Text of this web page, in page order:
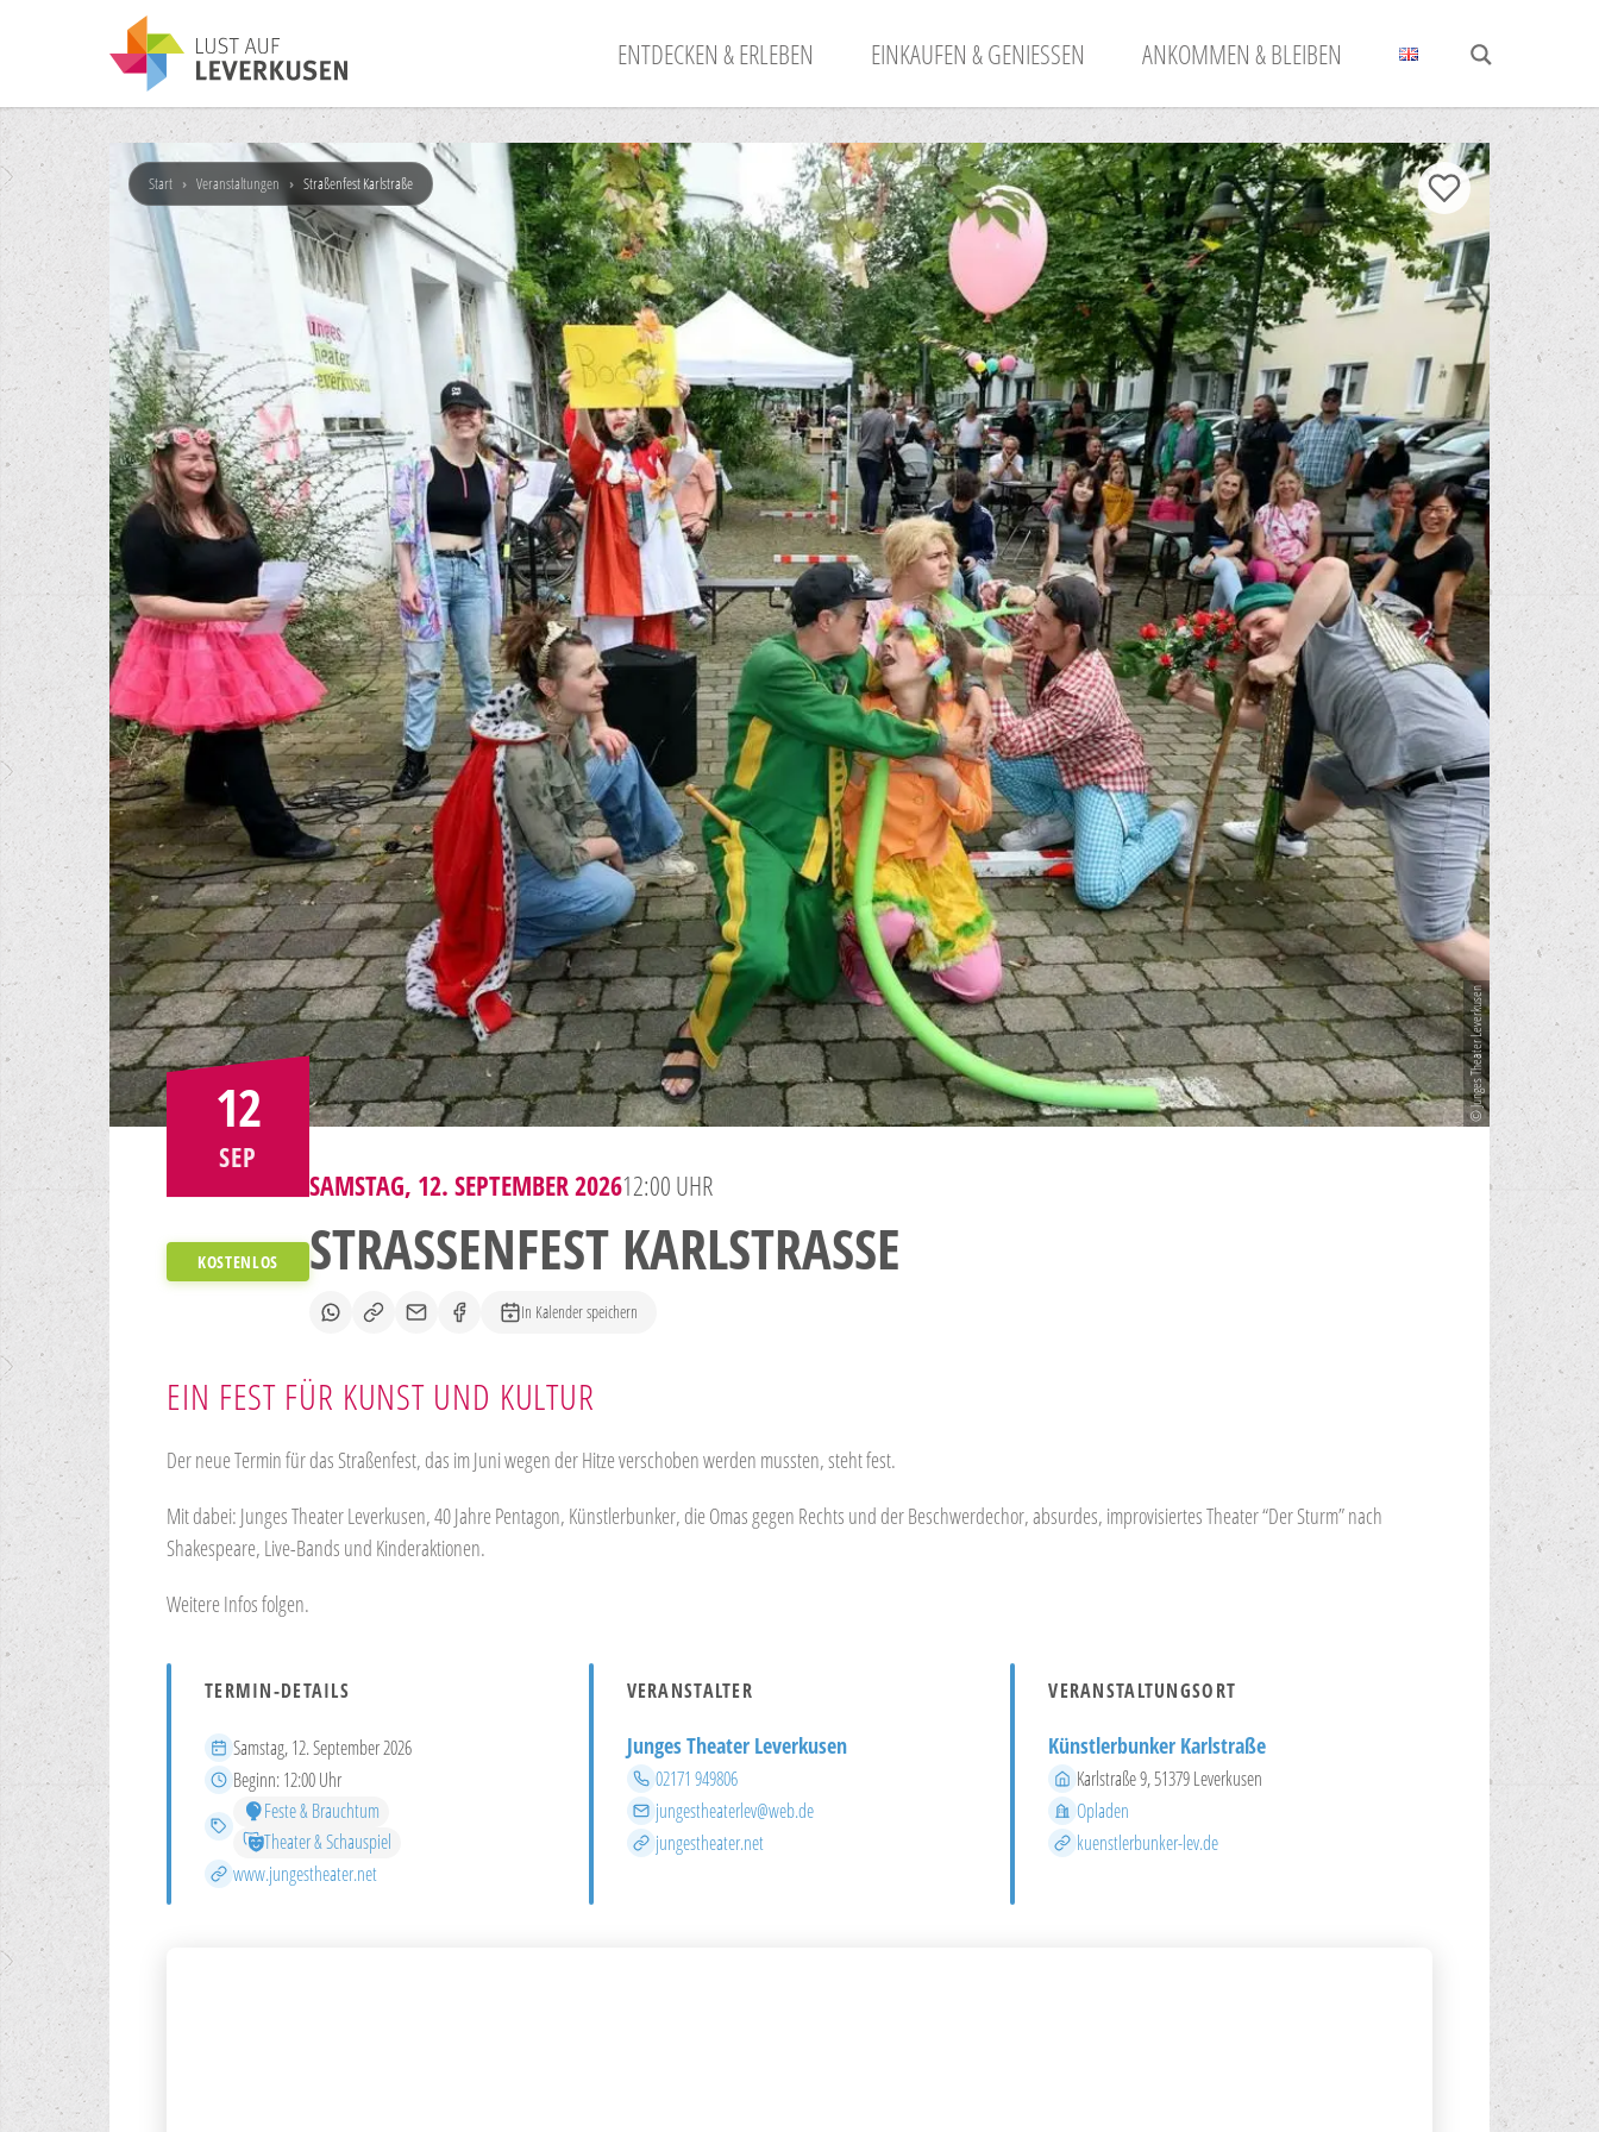
ENTDECKEN & ERLEBEN EINKAUFEN & GENIESSEN ANKOMMEN & BLEIBEN
Start › Veranstaltungen › Straßenfest Karlstraße
© Junges Theater Leverkusen
ZUR MERKLISTE
12
SEP
KOSTENLOS
SAMSTAG, 12. SEPTEMBER 202612:00 UHR
STRASSENFEST KARLSTRASSE
In Kalender speichern
EIN FEST FÜR KUNST UND KULTUR
Der neue Termin für das Straßenfest, das im Juni wegen der Hitze verschoben werden mussten, steht fest.
Mit dabei: Junges Theater Leverkusen, 40 Jahre Pentagon, Künstlerbunker, die Omas gegen Rechts und der Beschwerdechor, absurdes, improvisiertes Theater “Der Sturm” nach
Shakespeare, Live-Bands und Kinderaktionen.
Weitere Infos folgen.
TERMIN-DETAILS
Datum
Samstag, 12. September 2026
Beginn
Beginn:12:00 Uhr
Kategorien
Feste & Brauchtum
Theater & Schauspiel
Mehr Infos
www.jungestheater.net
VERANSTALTER
Junges Theater Leverkusen
Telefon
02171 949806
E-Mail
jungestheaterlev@web.de
Website
jungestheater.net
VERANSTALTUNGSORT
Künstlerbunker Karlstraße
Adresse
Karlstraße 9, 51379 Leverkusen
Stadtteil
Opladen
Website
kuenstlerbunker-lev.de